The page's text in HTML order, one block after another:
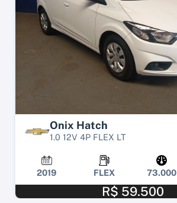
Onix Hatch
1.0 12V 4P FLEX LT
2019 FLEX 73.000
R$ 59.500